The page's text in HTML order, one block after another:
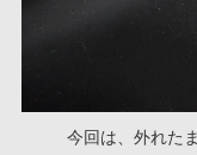
今回は、外れた